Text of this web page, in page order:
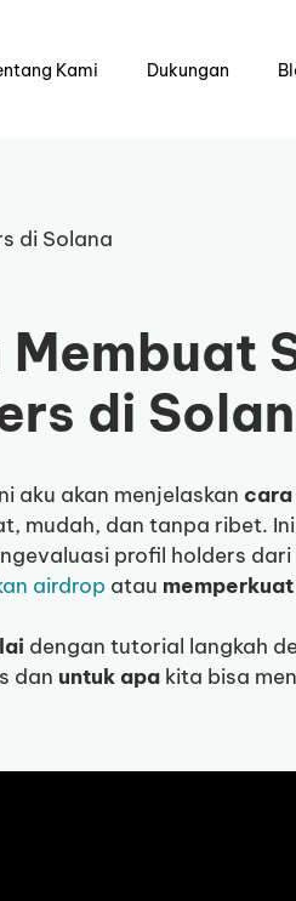
Kami Dukungan
di Solana
di
aku akan menjelaskancara
mudah, dan tanpa ribet.
profil holders
airdrop atau
dengan tutorial langkah
dan untuk apa kita bisa